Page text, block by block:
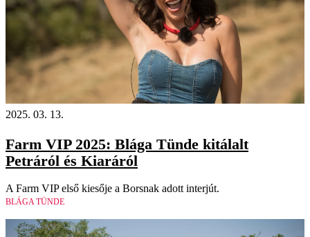
2025. 03. 13.
Farm VIP 2025: Blága Tünde kitálalt
Petráról és Kiaráról
A Farm VIP első kiesője a Borsnak adott interjút.
BLÁGA TÜNDE